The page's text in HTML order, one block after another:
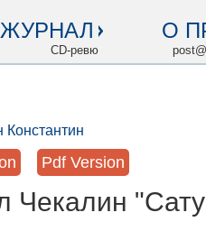
ЖУРНАЛ
CD-ревю
О
Константин
Pdf Version
Чекалин